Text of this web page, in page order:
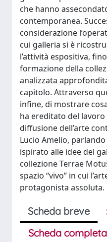
che hanno
contemporanea.
considerazione
cui galleria si è
l’attività espositiva,
formazione della
analizzata
capitolo. Attraverso
infine, di mostrare
ha ereditato del
diffusione dell’arte
Lucio Amelio,
ispirato alle idee del
collezione Terrae
spazio “vivo” in cui
protagonista assoluta.
Scheda breve
Scheda